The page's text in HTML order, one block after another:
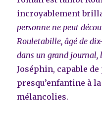
incroyablement
personne ne peut
Rouletabille, âgé de
dans un grand journal,
Joséphin, capable de
presqu’enfantine à
mélancolies.